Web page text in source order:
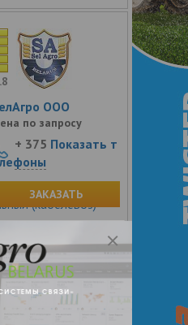
(кабелевоз)
КТ-4 Р (далее
для
кабелей весом
ООО
по запросу
+ 375 Показать т
ЗАКАЗАТЬ